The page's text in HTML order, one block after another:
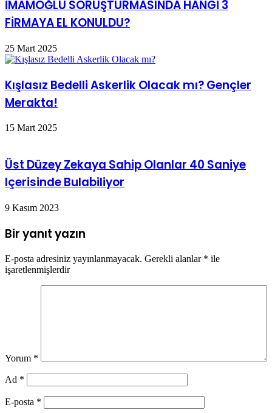
İMAMOĞLU SORUŞTURMASINDA HANGİ 3
FİRMAYA EL KONULDU?
25 Mart 2025
Kışlasız Bedelli Askerlik Olacak mı? Gençler
Merakta!
15 Mart 2025
Üst Düzey Zekaya Sahip Olanlar 40 Saniye
Içerisinde Bulabiliyor
9 Kasım 2023
Bir yanıt yazın
E-posta adresiniz yayınlanmayacak. Gerekli alanlar * ile
işaretlenmişlerdir
Yorum *
Ad *
E-posta *